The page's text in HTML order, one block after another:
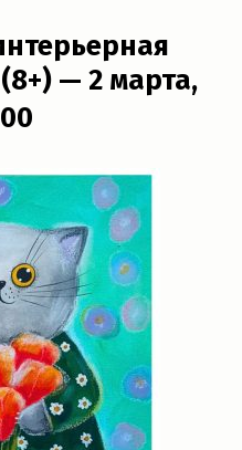
— 2 марта,